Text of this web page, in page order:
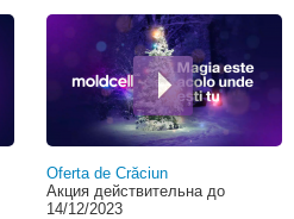
Oferta de Crăciun
Акция действительна до
14/12/2023